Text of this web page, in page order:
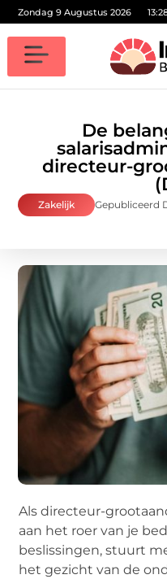
Zondag 9 Augustus 2026
De
directeur-
Zakelijk Gepubliceerd
Als directeur-
aan het roer van je
beslissingen, stuurt
het gezicht van de